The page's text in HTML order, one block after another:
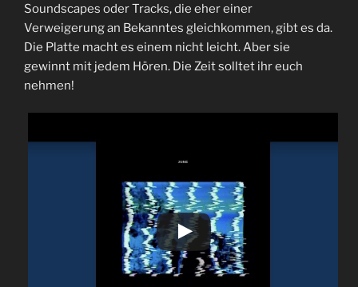
Soundscapes oder Tracks, die eher einer
Verweigerung an Bekanntes gleichkommen, gibt es da.
Die Platte macht es einem nicht leicht. Aber sie
gewinnt mit jedem Hören. Die Zeit solltet ihr euch
nehmen!